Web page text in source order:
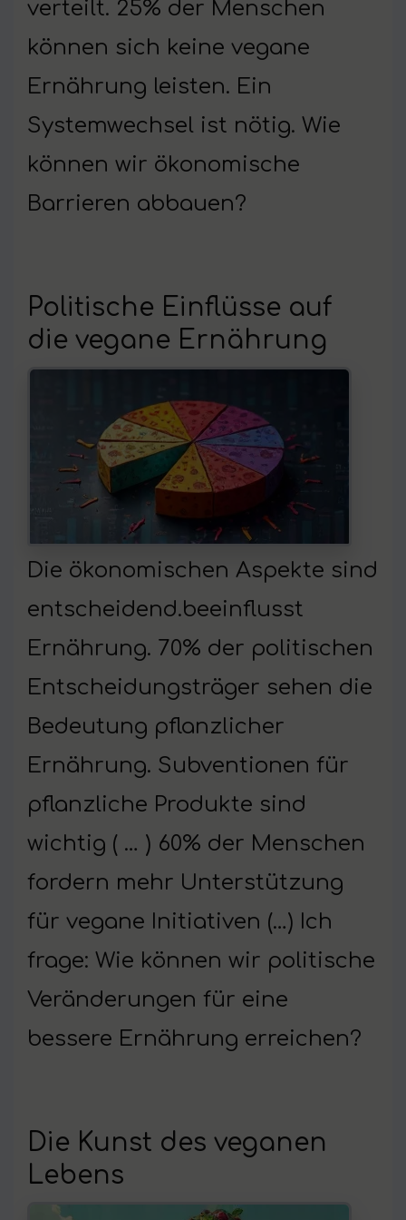
verteilt. 25% der Menschen
können sich keine vegane
Ernährung leisten. Ein
Systemwechsel ist nötig. Wie
können wir ökonomische
Barrieren abbauen?
Politische Einflüsse auf
die vegane Ernährung
Die ökonomischen Aspekte sind
entscheidend.beeinflusst
Ernährung. 70% der politischen
Entscheidungsträger sehen die
Bedeutung pflanzlicher
Ernährung. Subventionen für
pflanzliche Produkte sind
wichtig ( … ) 60% der Menschen
fordern mehr Unterstützung
für vegane Initiativen (…) Ich
frage: Wie können wir politische
Veränderungen für eine
bessere Ernährung erreichen?
Die Kunst des veganen
Lebens